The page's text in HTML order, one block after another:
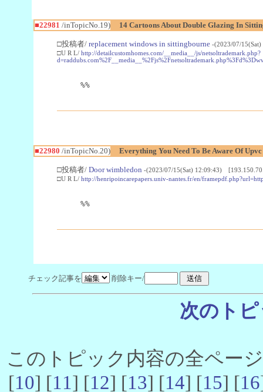
■22981 /inTopicNo.19) 14 Cartoons About Double Glazing In
□投稿者/ replacement windows in sittingbourne -(2023/07/
□U R L/ http://detailcustomhomes.com/__media__/js/netsoltrademark.php?
%%
■22980 /inTopicNo.20) Everything You Need To Be Aware Of
□投稿者/ Door wimbledon -(2023/07/15(Sat) 12:09:43)
□U R L/ http://henripoincarepapers.univ-nantes.fr/en/
%%
チェック記事を 削除キー/
次のト
このトピック内容の全ペー
[10] [11] [12] [13] [14] [15] [16